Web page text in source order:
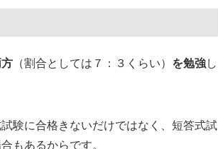
（割合としては７：３くらい） を勉強し
験に合格きないだけではなく、短答式試
もあるからです。